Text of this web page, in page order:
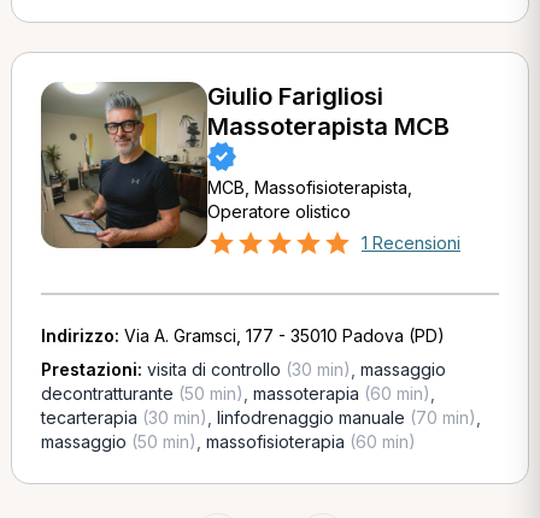
Giulio Farigliosi
Massoterapista MCB
MCB, Massofisioterapista,
Operatore olistico
1 Recensioni
Indirizzo: Via A. Gramsci, 177 - 35010 Padova (PD)
Prestazioni: visita di controllo (30 min) massaggio
decontratturante (50 min) massoterapia (60 min)
tecarterapia (30 min) linfodrenaggio manuale (70 min)
massaggio (50 min) massofisioterapia (60 min)